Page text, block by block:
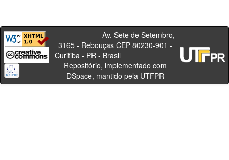
Av. Sete de Setembro,
3165 - Rebouças CEP 80230-901 -
Curitiba - PR - Brasil
Repositório, implementado com
DSpace, mantido pela UTFPR